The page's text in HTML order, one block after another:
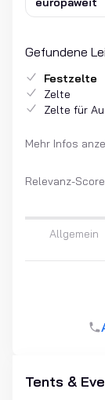
Gefundene
Festzelte
Zelte
Zelte für
Mehr Infos
Relevanz-Score
Allgemein
Tents &